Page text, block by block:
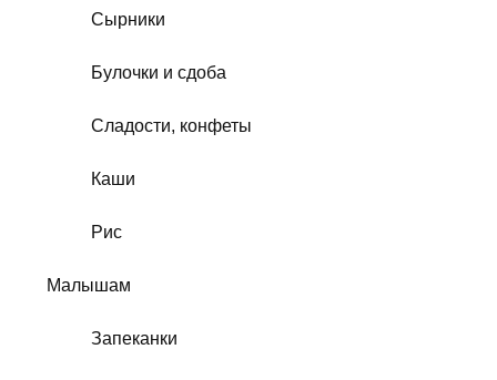
Сырники
Булочки и сдоба
Сладости, конфеты
Каши
Рис
Малышам
Запеканки